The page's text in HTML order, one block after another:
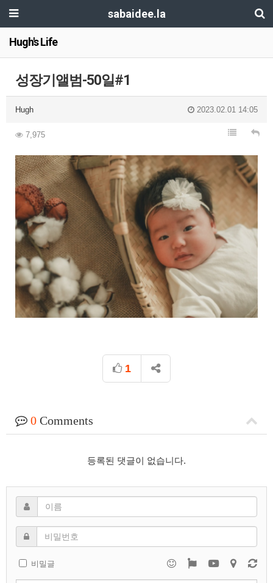
sabaidee.la
Hugh's Life
성장기앨범-50일#1
Hugh 2023.02.01 14:05
7,975
1
0 Comments
등록된 댓글이 없습니다.
비밀글